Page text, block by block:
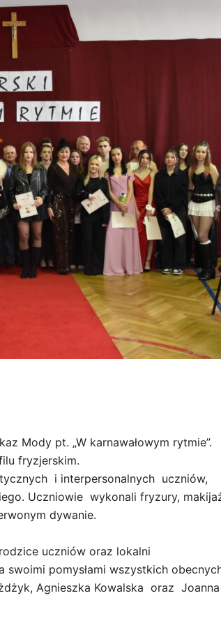
Mody pt. „W karnawałowym rytmie”.
fryzjerskim.
i interpersonalnych uczniów,
Uczniowie wykonali fryzury,
dywanie.
uczniów oraz lokalni
swoimi pomysłami wszystkich
Agnieszka Kowalska oraz Joanna